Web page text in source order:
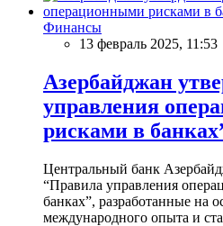
Финансы
13 февраль 2025, 11:53
Азербайджан
управления
рисками в
Центральный банк
“Правила управления
банках”, разработанные на
международного опыта и